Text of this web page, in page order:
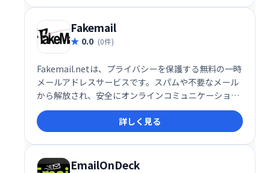
Fakemail
0.0 (0件)
Fakemail.netは、プライバシーを保護する無料の一時
メールアドレスサービスです。スパムや不要なメール
から解放され、安全にオンラインコミュニケーション
を楽しめます。直感的なインターフェースで簡単に利
用でき、自己破棄機能も備えています。個人情報の保
護を重視し、安心して使えるサービスです。
詳しく見る
EmailOnDeck